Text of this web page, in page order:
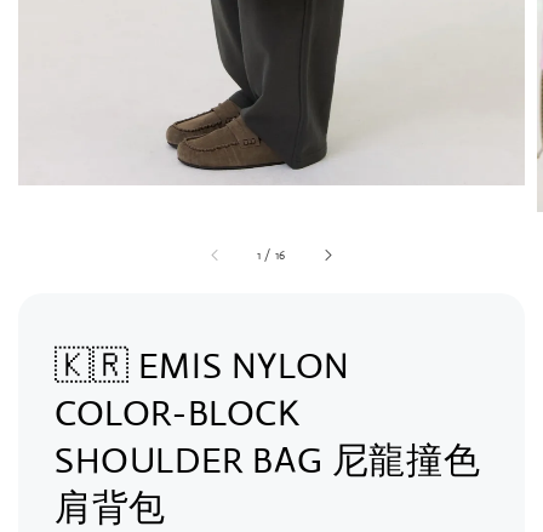
1 / 16
🇰🇷 EMIS NYLON
COLOR-BLOCK
SHOULDER BAG 尼龍撞色
肩背包